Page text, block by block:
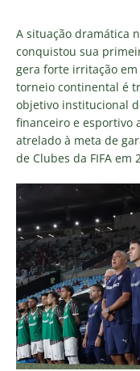
A situação dramática
conquistou sua
gera forte irritação
torneio continental é
objetivo institucional
financeiro e esportivo
atrelado à meta de
de Clubes da FIFA em